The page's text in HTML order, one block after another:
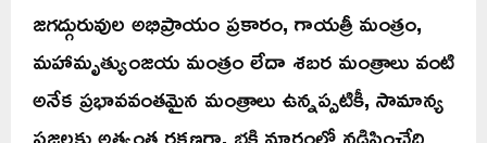
జగద్గురువుల అభిప్రాయం ప్రకారం, గాయత్రీ మంత్రం,
మహామృత్యుంజయ మంత్రం లేదా శబర మంత్రాలు వంటి
అనేక ప్రభావవంతమైన మంత్రాలు ఉన్నప్పటికీ, సామాన్య